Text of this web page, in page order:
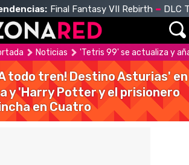
Final Fantasy VII Rebirth DLC
Noticias 'Tetris 99' se actualiza y
todo tren! Destino Asturias' en
y 'Harry Potter y el prisionero
en Cuatro